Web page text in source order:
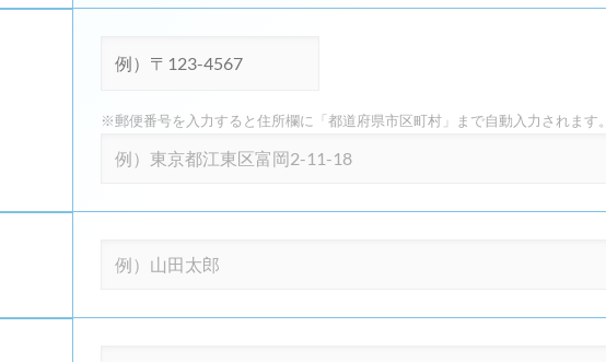
※郵便番号を入力すると住所欄に「都道府県市区町村」まで自動入力されます。